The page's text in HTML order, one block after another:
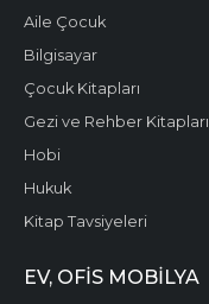
Aile Çocuk
Bilgisayar
Çocuk Kitapları
Gezi ve Rehber Kitapları
Hobi
Hukuk
Kitap Tavsiyeleri
EV, OFIS MOBILYA